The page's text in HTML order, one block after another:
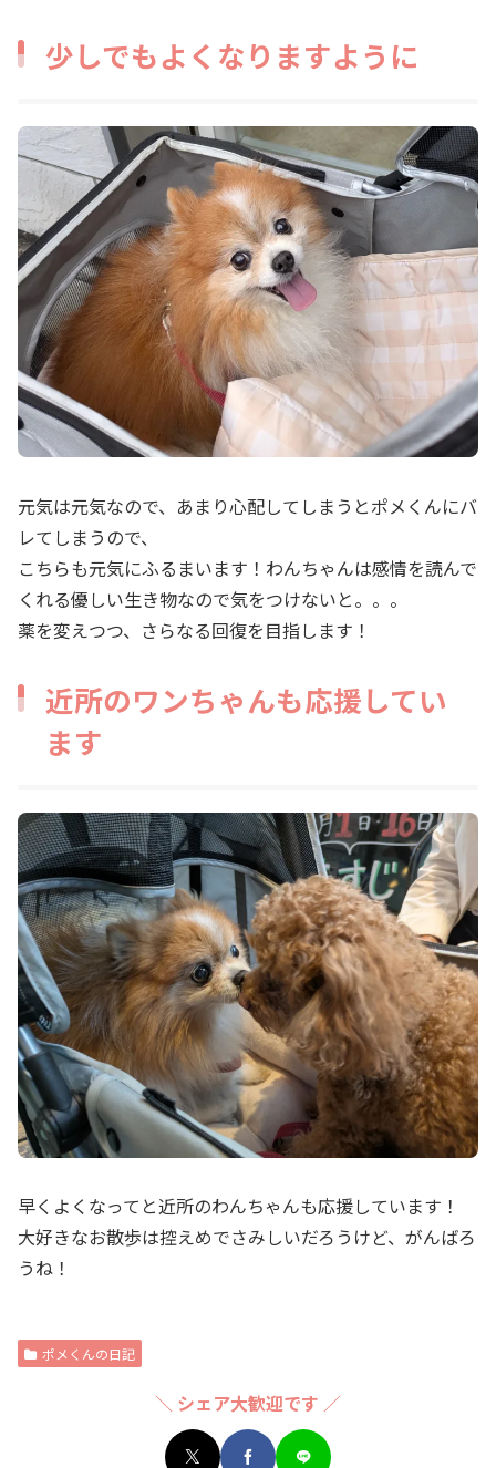
少しでもよくなりますように
元気は元気なので、あまり心配してしまうとポメくんにバ
レてしまうので、
こちらも元気にふるまいます！わんちゃんは感情を読んで
くれる優しい生き物なので気をつけないと。。。
薬を変えつつ、さらなる回復を目指します！
近所のワンちゃんも応援してい
ます
早くよくなってと近所のわんちゃんも応援しています！
大好きなお散歩は控えめでさみしいだろうけど、がんばろ
うね！
ポメくんの日記
＼ シェア大歓迎です ／